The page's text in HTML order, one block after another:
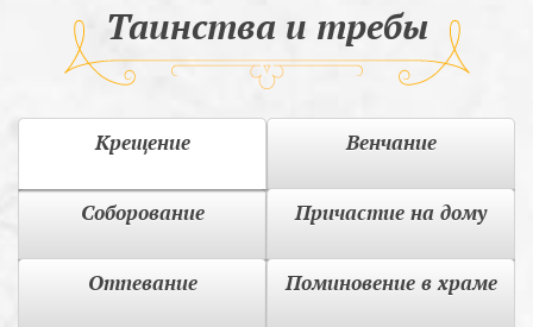
Таинства и требы
Крещение Венчание
Соборование Причастие на дому
Отпевание Поминовение в храме